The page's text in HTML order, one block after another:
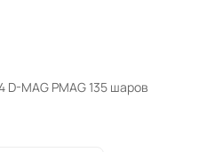
D-MAG PMAG 135 шаров